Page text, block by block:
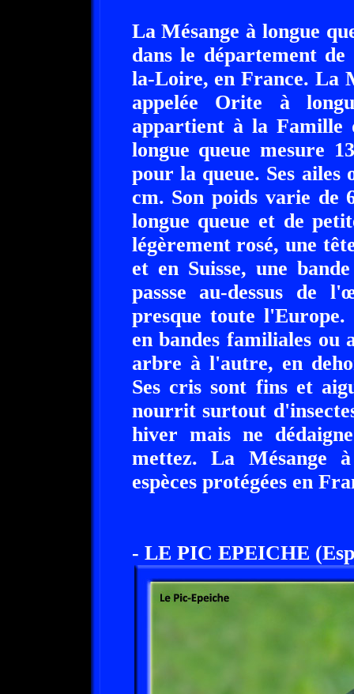
La Mésange à longue
dans le département
la-Loire, en France. La
appelée Orite à
appartient à la Famille
longue queue mesure
pour la queue. Ses ailes
cm. Son poids varie de
longue queue et de
légèrement rosé, une
et en Suisse, une
passse au-dessus de
presque toute
en bandes familiales ou
arbre à l'autre, en
Ses cris sont fins et
nourrit surtout
hiver mais ne
mettez. La Mésange
espèces protégées en
- LE PIC EPEICHE